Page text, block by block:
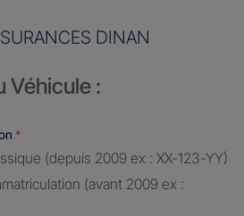
DINAN
Véhicule :
*
(depuis 2009 ex : XX-123-YY)
(avant 2009 ex :